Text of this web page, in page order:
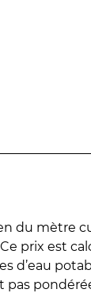
du mètre
prix est
d’eau
pas